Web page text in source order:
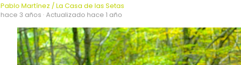
Pablo Martínez / La Casa de las Setas
hace 3 años · Actualizado hace 1 año